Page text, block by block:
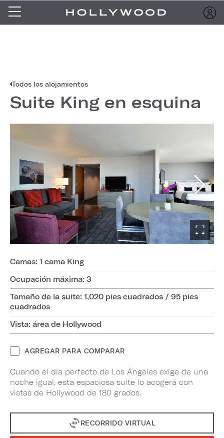
Todos los alojamientos
Suite King en esquina
Camas: 1 cama King
Ocupación máxima: 3
Tamaño de la suite: 1,020 pies cuadrados / 95 pies
cuadrados
Vista: área de Hollywood
AGREGAR PARA COMPARAR
Cuando el día perfecto de Los Ángeles exige de una
noche igual, esta espaciosa suite lo acogerá con
vistas de Hollywood de 180 grados.
RECORRIDO VIRTUAL